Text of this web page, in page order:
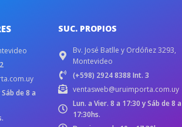
de 8 a
SUC. PROPIOS
Bv. José Batlle y Ordóñez 3293,
Montevideo
(+598) 2924 8388 Int. 3
ventasweb@uruimporta.com.uy
Lun. a Vier. 8 a 17:30 y Sáb de 8 a
17:30hs.